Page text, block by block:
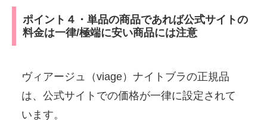
ポイント４・単品の商品であれば公式サイトの
料金は一律/極端に安い商品には注意
ヴィアージュ（viage）ナイトブラの正規品
は、公式サイトでの価格が一律に設定されて
います。